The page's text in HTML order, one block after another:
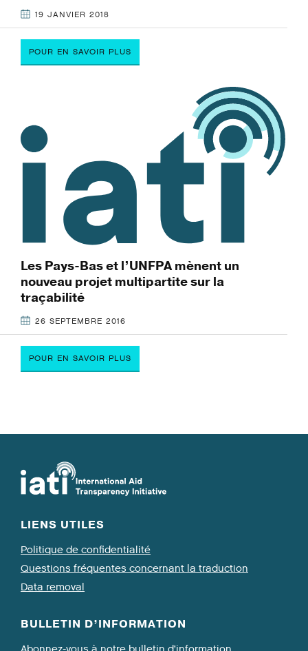
19 JANVIER 2018
POUR EN SAVOIR PLUS
Les Pays-Bas et l’UNFPA mènent un
nouveau projet multipartite sur la
traçabilité
26 SEPTEMBRE 2016
POUR EN SAVOIR PLUS
LIENS UTILES
Politique de confidentialité
Questions fréquentes concernant la traduction
Data removal
BULLETIN D’INFORMATION